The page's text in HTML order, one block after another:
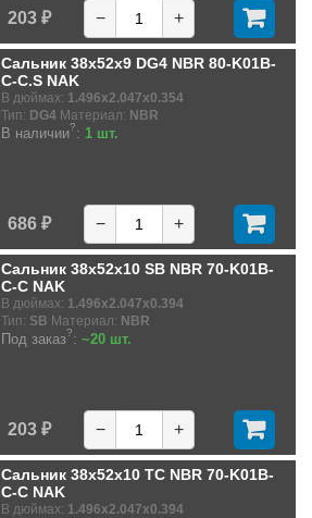
203 ₽ − +
Сальник 38x52x9 DG4 NBR 80-K01B-
C-C.S NAK
В дюймах: 1.496x2.047x0.354
Тип: DG4 Материал: NBR
В наличии?: 1 шт.
686 ₽ − +
Сальник 38x52x10 SB NBR 70-K01B-
C-C NAK
В дюймах: 1.496x2.047x0.394
Тип: SB Материал: NBR
Под заказ?: ~20 шт.
203 ₽ − +
Сальник 38x52x10 TC NBR 70-K01B-
C-C NAK
В дюймах: 1.496x2.047x0.394